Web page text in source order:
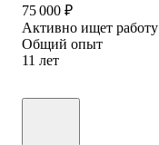
75 000 ₽
Активно ищет работу
Общий опыт
11 лет